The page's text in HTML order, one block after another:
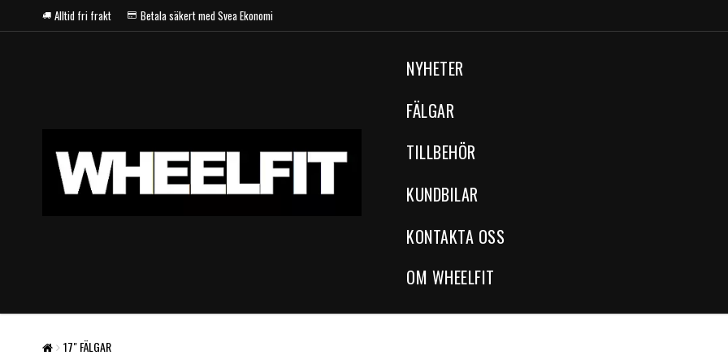
Alltid fri frakt Betala säkert med Svea Ekonomi
NYHETER
FÄLGAR
TILLBEHÖR
KUNDBILAR
KONTAKTA OSS
OM WHEELFIT
17" FÄLGAR